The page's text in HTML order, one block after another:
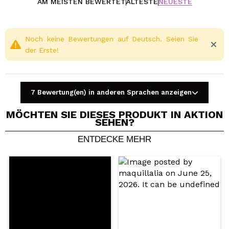
Ein Video oder Foto teilen
Dein Video könnte das erste sein. Stell es dir vor...
Würden Sie diesen Kauf empfehlen? Ja Nein
Noch keine Bewertungen auf Deutsch. Seien Sie
der Erste!
7 Bewertung(en) in anderen Sprachen anzeigen
MÖCHTEN SIE DIESES PRODUKT IN AKTION
SEHEN?
ENTDECKE MEHR